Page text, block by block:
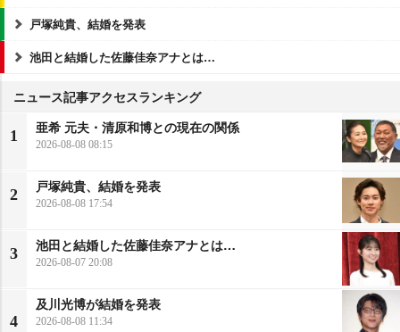
戸塚純貴、結婚を発表
池田と結婚した佐藤佳奈アナとは…
ニュース記事アクセスランキング
1
亜希 元夫・清原和博との現在の関係
2026-08-08 08:15
2
戸塚純貴、結婚を発表
2026-08-08 17:54
3
池田と結婚した佐藤佳奈アナとは…
2026-08-07 20:08
4
及川光博が結婚を発表
2026-08-08 11:34